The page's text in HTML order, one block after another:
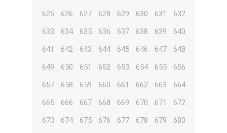
625
626 627 628 629 630 631
632
633
634 635 636 637 638 639
640
641
642 643 644 645 646 647
648
649
650 651 652 653 654 655
656
657
658 659 660 661 662 663
664
665
666 667 668 669 670 671
672
673
674 675 676 677 678 679
680